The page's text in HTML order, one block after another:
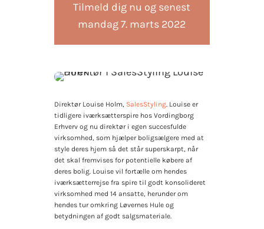
Tilmeld dig nu og senest
mandag 7. marts 2022
Direktør Louise Holm, SalesStyling. Louise er
tidligere iværksætterspire hos Vordingborg
Erhverv og nu direktør i egen succesfulde
virksomhed, som hjælper boligsælgere med at
style deres hjem så det står superskarpt, når
det skal fremvises for potentielle købere af
deres bolig. Louise vil fortælle om hendes
iværksætterrejse fra spire til godt konsolideret
virksomhed med 14 ansatte, herunder om
hendes tur omkring Løvernes Hule og
betydningen af godt salgsmateriale.